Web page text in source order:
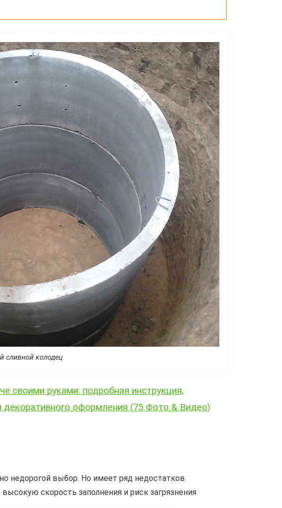
сливной колодец
своими руками: подробная инструкция,
оформления (75 Фото & Видео)
недорогой выбор. Но имеет ряд недостатков
скорость заполнения и риск загрязнения